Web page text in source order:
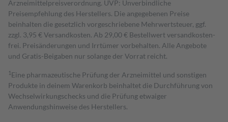
Arzneimittelpreisverordnung. UVP: Unverbindliche
Preisempfehlung des Herstellers. Die angegebenen Preise
beinhalten die gesetzlich vorgeschriebene Mehrwertsteuer, ggf.
zzgl. 3,95 € Versandkosten. Ab 29,00 € Bestell­wert versand­kosten­
frei. Preisänderungen und Irrtümer vorbehalten. Alle Angebote
und Gratis-Beigaben nur solange der Vorrat reicht.
1 Eine pharmazeutische Prüfung der Arzneimittel und sonstigen
Produkte in deinem Warenkorb beinhaltet die Durchführung von
Wechselwirkungschecks und die Prüfung etwaiger
Anwendungshinweise des Herstellers.